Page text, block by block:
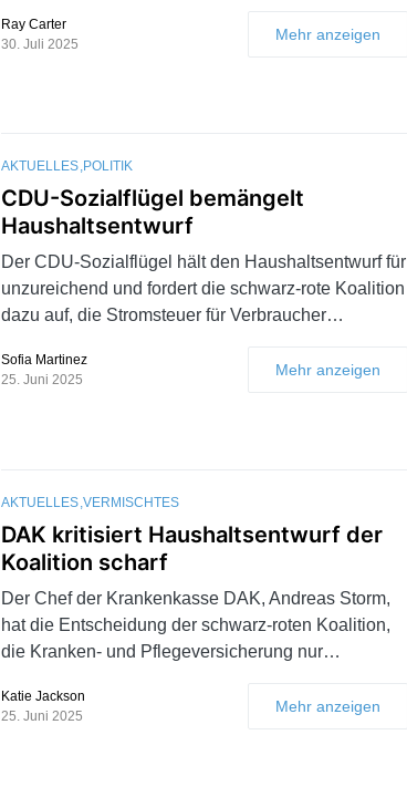
Ray Carter
30. Juli 2025
Mehr anzeigen
AKTUELLES POLITIK
CDU-Sozialflügel bemängelt
Haushaltsentwurf
Der CDU-Sozialflügel hält den Haushaltsentwurf für
unzureichend und fordert die schwarz-rote Koalition
dazu auf, die Stromsteuer für Verbraucher…
Sofia Martinez
25. Juni 2025
Mehr anzeigen
AKTUELLES VERMISCHTES
DAK kritisiert Haushaltsentwurf der
Koalition scharf
Der Chef der Krankenkasse DAK, Andreas Storm,
hat die Entscheidung der schwarz-roten Koalition,
die Kranken- und Pflegeversicherung nur…
Katie Jackson
25. Juni 2025
Mehr anzeigen